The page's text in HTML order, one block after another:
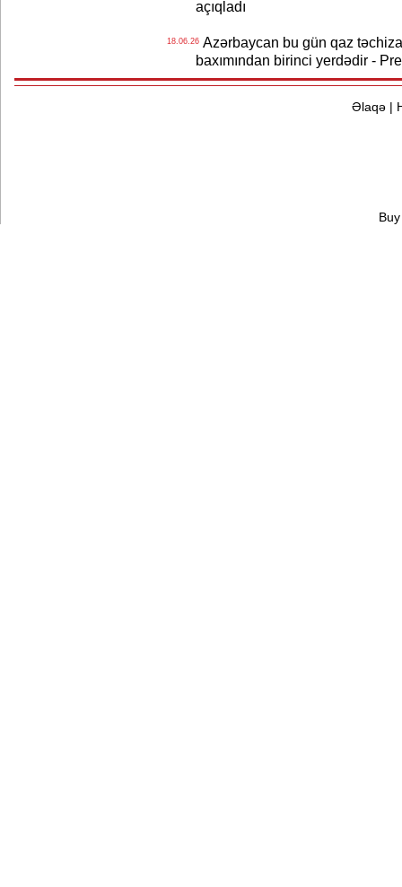
açıqladı
18.06.26Azərbaycan bu gün qaz
baxımından birinci yerdədir -
Əlaqə|